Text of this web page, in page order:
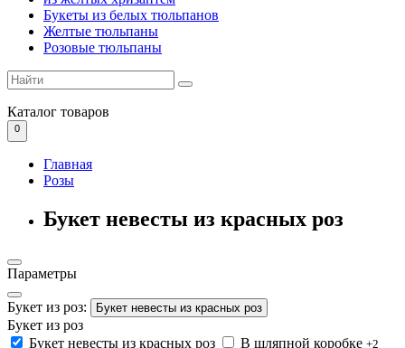
Букеты из белых тюльпанов
Желтые тюльпаны
Розовые тюльпаны
Каталог товаров
0
Главная
Розы
Букет невесты из красных роз
Параметры
Букет из роз: Букет невесты из красных роз
Букет из роз
Букет невесты из красных роз
В шляпной коробке +2